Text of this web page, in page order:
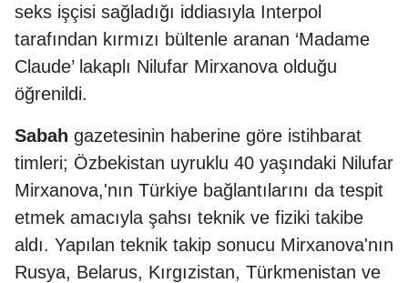
seks işçisi sağladığı iddiasıyla Interpol
tarafından kırmızı bültenle aranan ‘Madame
Claude’ lakaplı Nilufar Mirxanova olduğu
öğrenildi.
Sabah gazetesinin haberine göre istihbarat
timleri; Özbekistan uyruklu 40 yaşındaki Nilufar
Mirxanova,'nın Türkiye bağlantılarını da tespit
etmek amacıyla şahsı teknik ve fiziki takibe
aldı. Yapılan teknik takip sonucu Mirxanova'nın
Rusya, Belarus, Kırgızistan, Türkmenistan ve